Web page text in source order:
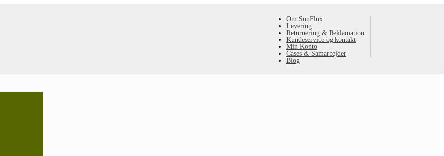
Om SunFlux
Levering
Returnering & Reklamation
Kundeservice og kontakt
Min Konto
Cases & Samarbejder
Blog